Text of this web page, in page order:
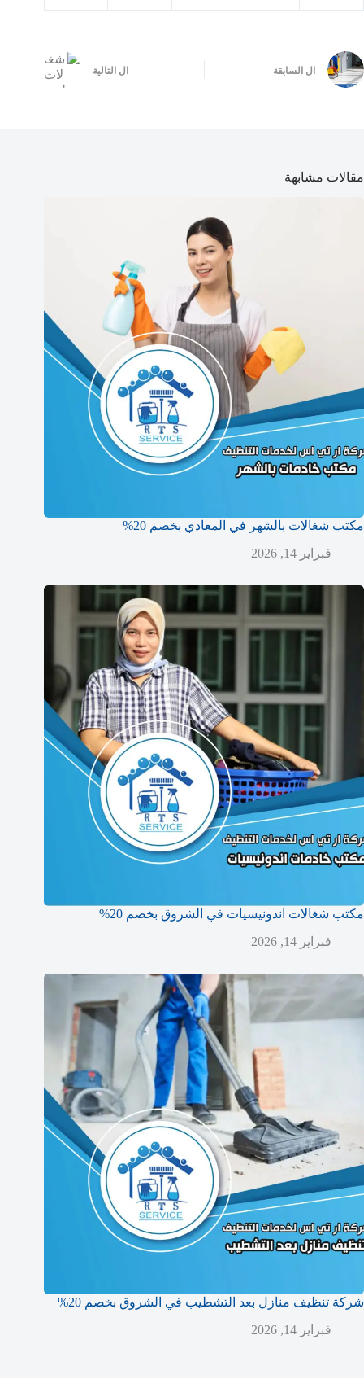
ال السابقة ال التالية
مقالات مشابهة
مكتب شغالات بالشهر في المعادي بخصم 20%
فبراير 14, 2026
مكتب شغالات اندونيسيات في الشروق بخصم 20%
فبراير 14, 2026
شركة تنظيف منازل بعد التشطيب في الشروق بخصم 20%
فبراير 14, 2026